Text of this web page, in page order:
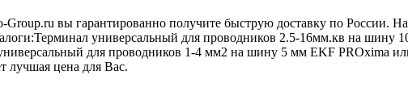
вы гарантированно получите быструю доставку по России.
универсальный для проводников 2.5-16мм.кв на шину
для проводников 1-4 мм2 на шину 5 мм EKF PROxima
лучшая цена для Вас.